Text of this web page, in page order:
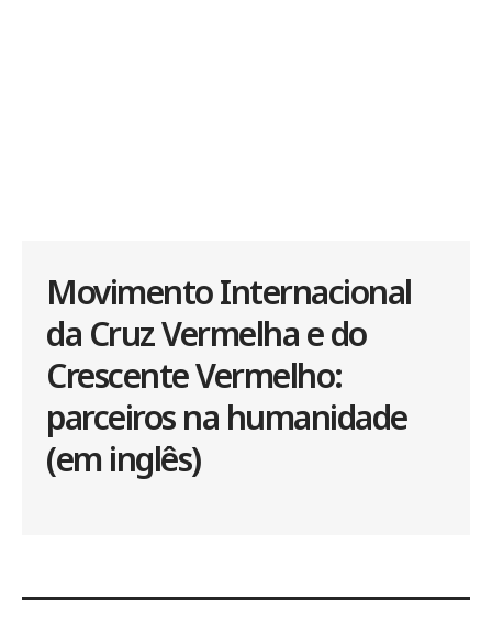
Movimento Internacional
da Cruz Vermelha e do
Crescente Vermelho:
parceiros na humanidade
(em inglês)